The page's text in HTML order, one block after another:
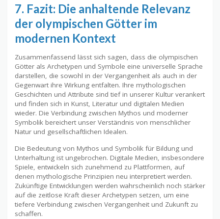
7. Fazit: Die anhaltende Relevanz
der olympischen Götter im
modernen Kontext
Zusammenfassend lässt sich sagen, dass die olympischen
Götter als Archetypen und Symbole eine universelle Sprache
darstellen, die sowohl in der Vergangenheit als auch in der
Gegenwart ihre Wirkung entfalten. Ihre mythologischen
Geschichten und Attribute sind tief in unserer Kultur verankert
und finden sich in Kunst, Literatur und digitalen Medien
wieder. Die Verbindung zwischen Mythos und moderner
Symbolik bereichert unser Verständnis von menschlicher
Natur und gesellschaftlichen Idealen.
Die Bedeutung von Mythos und Symbolik für Bildung und
Unterhaltung ist ungebrochen. Digitale Medien, insbesondere
Spiele, entwickeln sich zunehmend zu Plattformen, auf
denen mythologische Prinzipien neu interpretiert werden.
Zukünftige Entwicklungen werden wahrscheinlich noch stärker
auf die zeitlose Kraft dieser Archetypen setzen, um eine
tiefere Verbindung zwischen Vergangenheit und Zukunft zu
schaffen.